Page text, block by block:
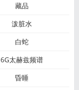
藏品
泼脏水
白蛇
6G太赫兹频谱
昏睡